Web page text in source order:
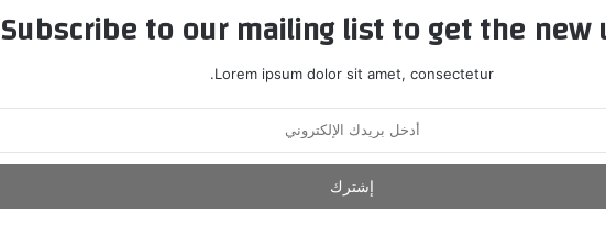
Subscribe to our mailing list to get the new
Lorem ipsum dolor sit amet, consectetur.